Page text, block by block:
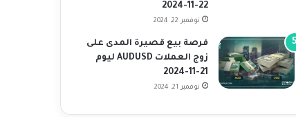
22-11-2024
نوفمبر 22, 2024
فرصة بيع قصيرة المدى على
زوج العملات AUDUSD ليوم
21-11-2024
نوفمبر 21, 2024